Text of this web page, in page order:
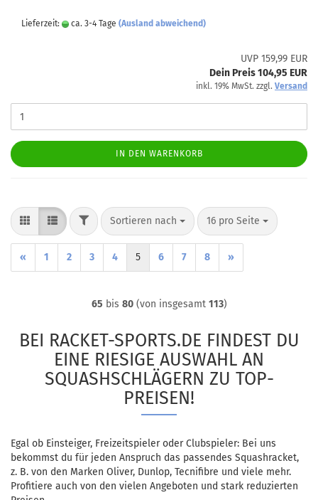
Lieferzeit: ca. 3-4 Tage (Ausland abweichend)
UVP 159,99 EUR
Dein Preis 104,95 EUR
inkl. 19% MwSt. zzgl. Versand
IN DEN WARENKORB
FILTERSortieren nach
Sortieren nach 16 pro Seite
pro Seite
« 1 2 3 4 5 6 7 8 »
65 bis 80(von insgesamt 113)
BEI RACKET-SPORTS.DE FINDEST DU
EINE RIESIGE AUSWAHL AN
SQUASHSCHLÄGERN ZU TOP-
PREISEN!
Egal ob Einsteiger, Freizeitspieler oder Clubspieler: Bei uns
bekommst du für jeden Anspruch das passendes Squashracket,
z. B. von den Marken Oliver, Dunlop, Tecnifibre und viele mehr.
Profitiere auch von den vielen Angeboten und stark reduzierten